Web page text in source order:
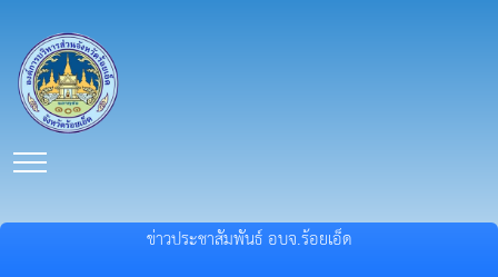
ข่าวประชาสัมพันธ์ อบจ.ร้อยเอ็ด